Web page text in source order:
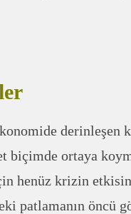
derinleşen
biçimde ortaya
henüz krizin
patlamanın öncü